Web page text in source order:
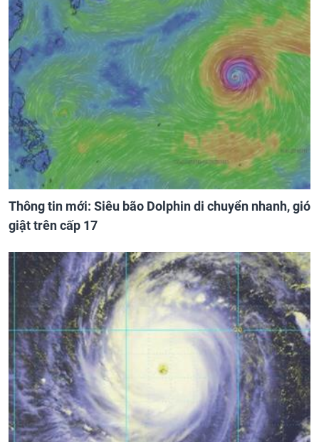
Thông tin mới: Siêu bão Dolphin di chuyển nhanh, gió
giật trên cấp 17